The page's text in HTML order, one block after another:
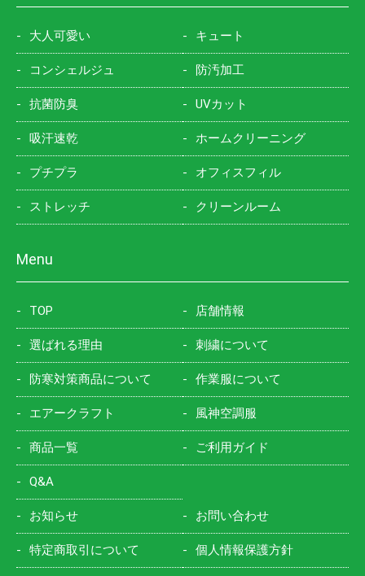
大人可愛い キュート
コンシェルジュ 防汚加工
抗菌防臭 UVカット
吸汗速乾 ホームクリーニング
プチプラ オフィスフィル
ストレッチ クリーンルーム
Menu
TOP 店舗情報
選ばれる理由 刺繍について
防寒対策商品について 作業服について
エアークラフト 風神空調服
商品一覧 ご利用ガイド
Q&A
お知らせ お問い合わせ
特定商取引について 個人情報保護方針